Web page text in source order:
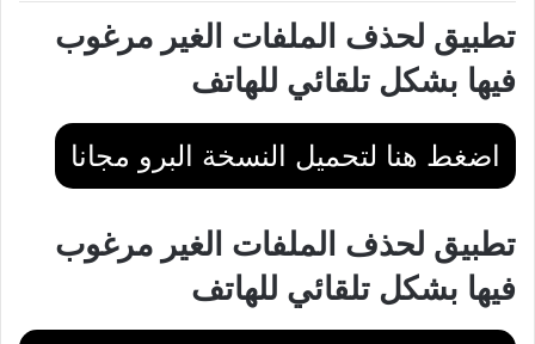
تطبيق لحذف الملفات الغير مرغوب
فيها بشكل تلقائي للهاتف
اضغط هنا لتحميل النسخة البرو مجانا
تطبيق لحذف الملفات الغير مرغوب
فيها بشكل تلقائي للهاتف